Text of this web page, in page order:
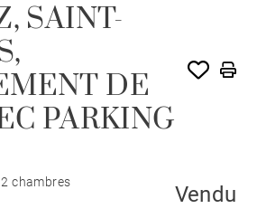
SAINT-
DE
PARKING
2 chambres
Vendu